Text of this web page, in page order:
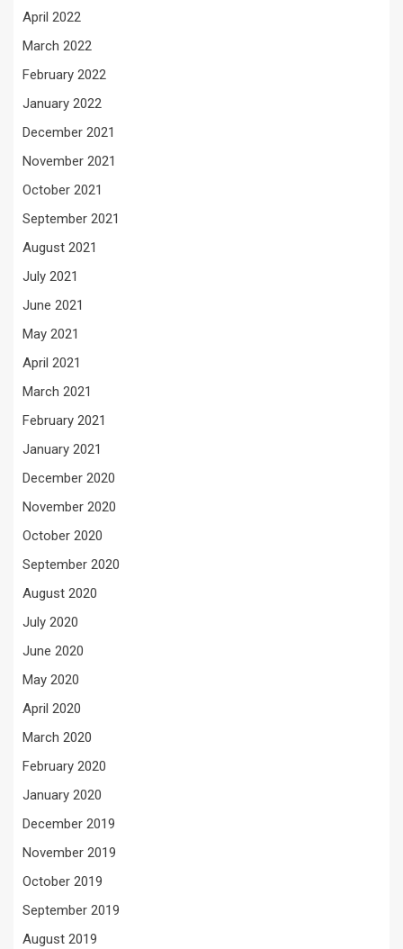
April 2022
March 2022
February 2022
January 2022
December 2021
November 2021
October 2021
September 2021
August 2021
July 2021
June 2021
May 2021
April 2021
March 2021
February 2021
January 2021
December 2020
November 2020
October 2020
September 2020
August 2020
July 2020
June 2020
May 2020
April 2020
March 2020
February 2020
January 2020
December 2019
November 2019
October 2019
September 2019
August 2019